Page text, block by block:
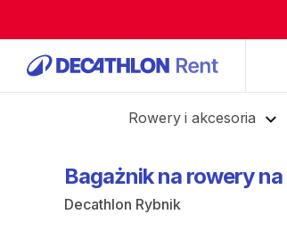
Rowery i akcesoria
Bagażnik na rowery na
Decathlon Rybnik